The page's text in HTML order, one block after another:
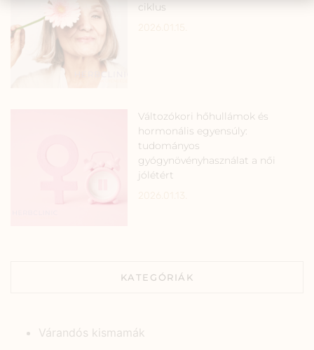
ciklus
Változókori hőhullámok és
hormonális egyensúly:
tudományos
gyógynövényhasználat a női
jólétért
KATEGÓRIÁK
Várandós kismamák